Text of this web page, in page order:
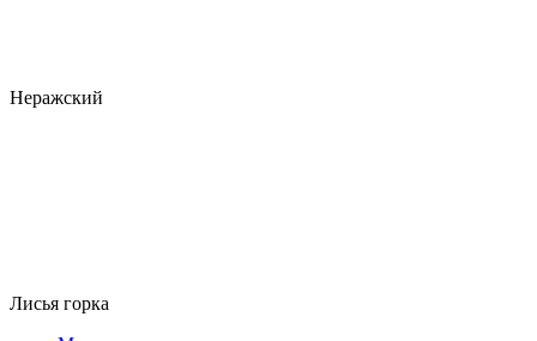
Неражский
Лисья горка